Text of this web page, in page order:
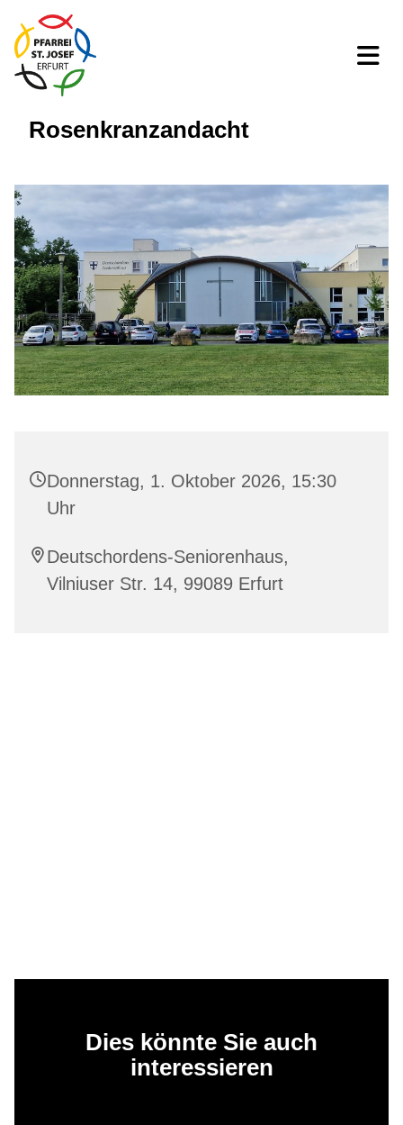
Rosenkranzandacht
Donnerstag, 1. Oktober 2026, 15:30
Uhr
Deutschordens-Seniorenhaus,
Vilniuser Str. 14, 99089 Erfurt
Dies könnte Sie auch
interessieren